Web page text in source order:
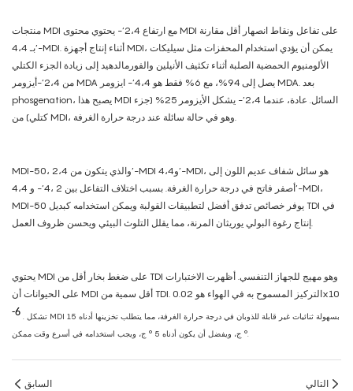
منتجات MDI مع ارتفاع 2،4’- يحتوي محتوى MDI على تفاعل ونقاط انصهار أقل مقارنة
بـ 4،4’-MDI. أثناء إنتاج أجهزة MDI، يمكن أن يؤدي استخدام المحفزات مثل سيليكات
الألومنيوم الحمضية الصلبة أثناء تكثيف الأنيلين والفورمالدهيد إلى زيادة الجزء الكتلي
من 2،4’-أيزومر MDA يصل إلى 94%، مع 6% فقط هو 4،4’- ايزومر MDA. بعد
phosgenation، يصبح هذا MDI السائل. عادة، عندما 2،4’- يشكل الأيزومر 25% (جزء
كتلي) من MDI، وهو في حالة سائلة عند درجة حرارة الغرفة.
MDI-50، والذي يتكون من 2،4’-MDI و4،4’-MDI، هو سائل شفاف عديم اللون إلى
أصفر فاتح في درجة حرارة الغرفة. بسبب اختلاف التفاعل بين 2 ،4’- و 4،4’-MDI،
MDI-50 يوفر خصائص تدفق أفضل لتطبيقات القولبة ويمكن استخدامه كبديل TDI في
إنتاج رغوة البولي يوريثان المرنة، مما يقلل التلوث البيئي ويحسن ظروف العمل.
يحتوي MDI على ضغط بخار أقل من TDI وهو مهيج للجهاز التنفسي. أظهرت الاختبارات
على الحيوانات أن MDI أقل سمية من TDI. التركيز المسموح به في الهواء هو 0.02x10
-6
. تشكل MDI بسهولة ثنائيات غير قابلة للذوبان في درجة حرارة الغرفة، مما يتطلب تخزينها أدناه 15
° ج، ويفضل أن يكون أدناه 5 °
السابق التالي